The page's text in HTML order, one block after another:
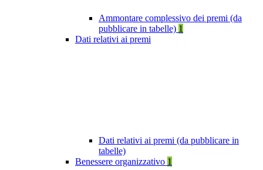
Ammontare complessivo dei premi (da
pubblicare in tabelle) 1
Dati relativi ai premi
Dati relativi ai premi (da pubblicare in
tabelle)
Benessere organizzativo 1